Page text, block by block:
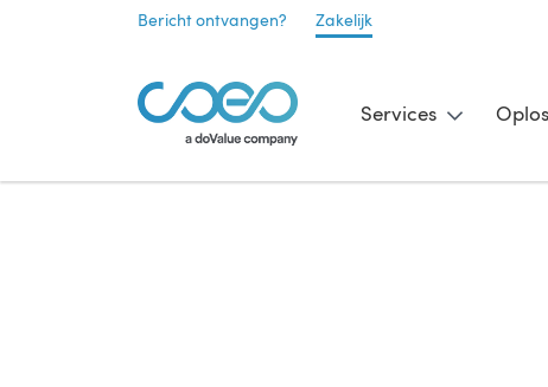
Bericht ontvangen? Zakelijk
Services